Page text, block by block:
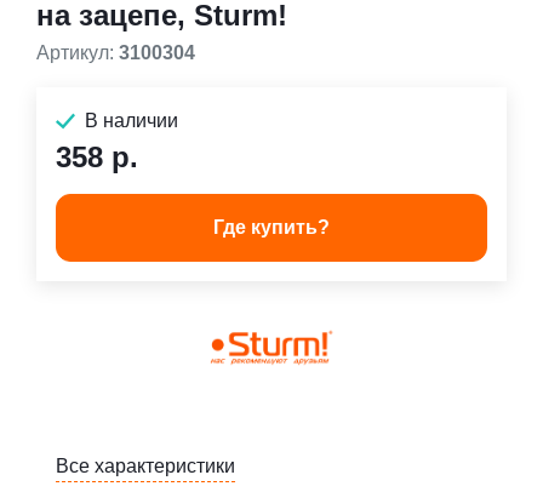
на зацепе, Sturm!
Артикул: 3100304
В наличии
358 р.
Где купить?
Все характеристики